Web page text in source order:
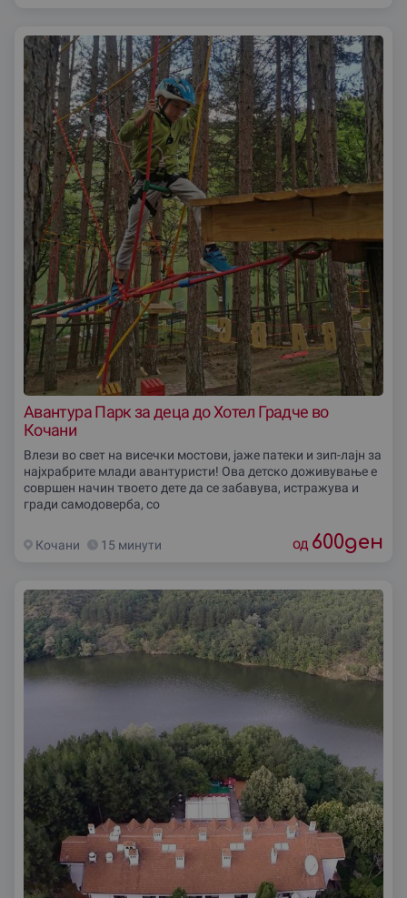
Авантура Парк за деца до Хотел Градче во
Кочани
Влези во свет на висечки мостови, јаже патеки и зип-лајн за
најхрабрите млади авантуристи! Ова детско доживување е
совршен начин твоето дете да се забавува, истражува и
гради самодоверба, со
Кочани 15 минути од 600ден